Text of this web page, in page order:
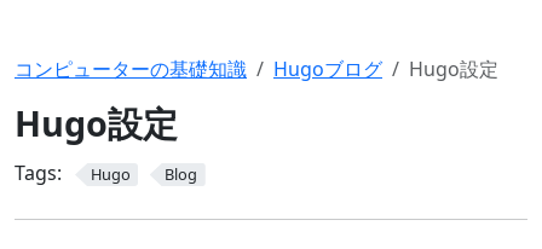
コンピューターの基礎知識 Hugoブログ Hugo設定
Hugo設定
Tags: Hugo Blog